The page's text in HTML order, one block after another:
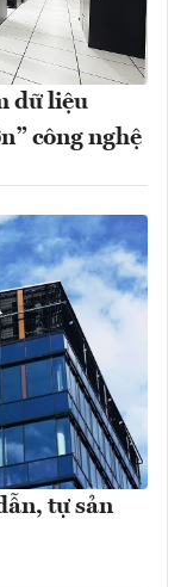
dữ liệu
công nghệ
tự sản